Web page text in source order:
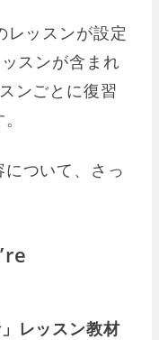
レッスンが設定
スンが含まれ
ンごとに復習
ついて、さっ
レッスン教材